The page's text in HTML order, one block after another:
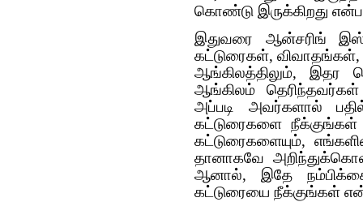
கொண்டு இருக்கிறது
இதுவரை ஆன்சரிங்
கட்டுரைகள், விவாதங்கள்,
ஆங்கிலத்திலும், இதர
ஆங்கிலம்
அப்படி அவர்களால்
கட்டுரைகளை
கட்டுரைகளையும்,
தானாகவே
ஆனால், இதே
கட்டுரையை நீக்குங்கள்